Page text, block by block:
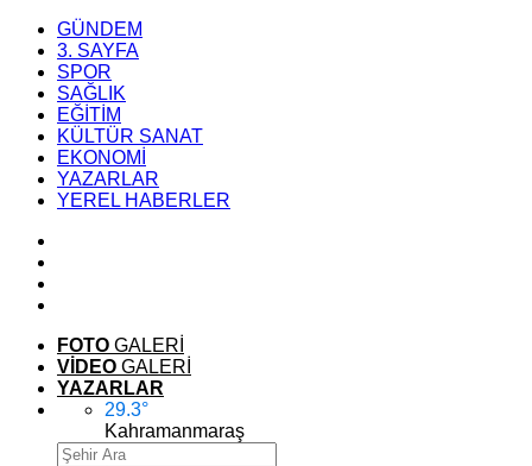
GÜNDEM
3. SAYFA
SPOR
SAĞLIK
EĞİTİM
KÜLTÜR SANAT
EKONOMİ
YAZARLAR
YEREL HABERLER
FOTO GALERİ
VİDEO GALERİ
YAZARLAR
29.3°
Kahramanmaraş